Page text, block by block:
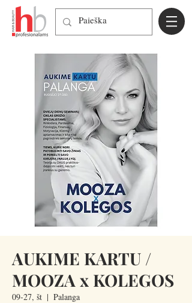
AUKIME KARTU /
MOOZA x KOLEGOS
09-27, št
  |
Palanga